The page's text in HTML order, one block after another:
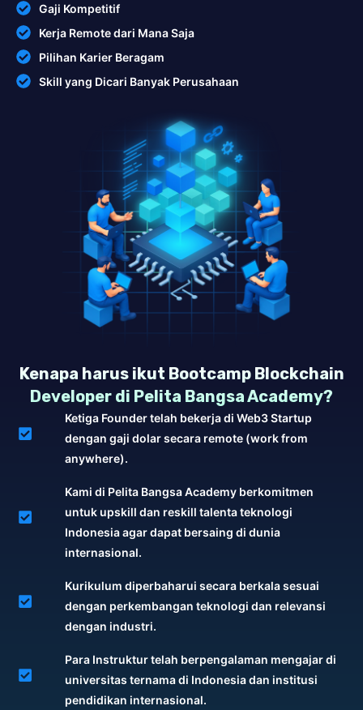
Gaji Kompetitif
Kerja Remote dari Mana Saja
Pilihan Karier Beragam
Skill yang Dicari Banyak Perusahaan
Kenapa harus ikut Bootcamp Blockchain
Developer di Pelita Bangsa Academy?
Ketiga Founder telah bekerja di Web3 Startup
dengan gaji dolar secara remote (work from
anywhere).
Kami di Pelita Bangsa Academy berkomitmen
untuk upskill dan reskill talenta teknologi
Indonesia agar dapat bersaing di dunia
internasional.
Kurikulum diperbaharui secara berkala sesuai
dengan perkembangan teknologi dan relevansi
dengan industri.
Para Instruktur telah berpengalaman mengajar di
universitas ternama di Indonesia dan institusi
pendidikan internasional.